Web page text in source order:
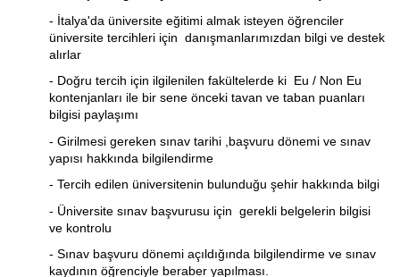
- İtalya'da üniversite eğitimi almak isteyen öğrenciler
üniversite tercihleri için danışmanlarımızdan bilgi ve destek
alırlar
- Doğru tercih için ilgilenilen fakültelerde ki Eu / Non Eu
kontenjanları ile bir sene önceki tavan ve taban puanları
bilgisi paylaşımı
- Girilmesi gereken sınav tarihi ,başvuru dönemi ve sınav
yapısı hakkında bilgilendirme
- Tercih edilen üniversitenin bulunduğu şehir hakkında bilgi
- Üniversite sınav başvurusu için gerekli belgelerin bilgisi
ve kontrolu
- Sınav başvuru dönemi açıldığında bilgilendirme ve sınav
kaydının öğrenciyle beraber yapılması.